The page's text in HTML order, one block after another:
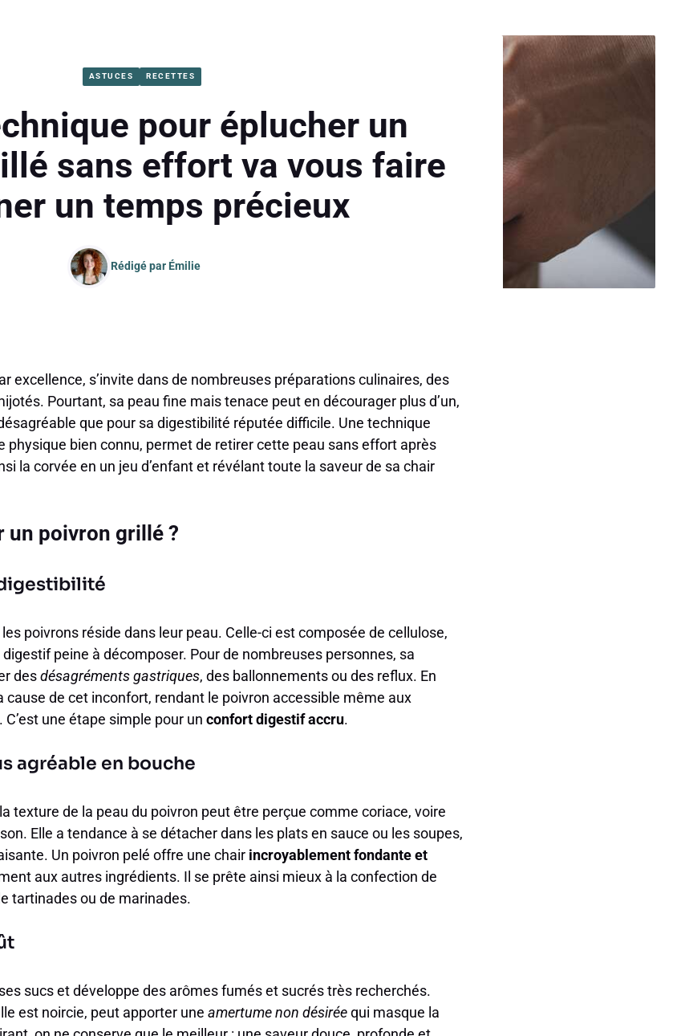
ASTUCES RECETTES
pour éplucher un
sans effort va vous faire
un temps précieux
Rédigé par Émilie
excellence, s’invite dans de nombreuses préparations culinaires, des
Pourtant, sa peau fine mais tenace peut en décourager plus d’un,
que pour sa digestibilité réputée difficile. Une technique
physique bien connu, permet de retirer cette peau sans effort après
la corvée en un jeu d’enfant et révélant toute la saveur de sa chair
un poivron grillé ?
poivrons réside dans leur peau. Celle-ci est composée de cellulose,
peine à décomposer. Pour de nombreuses personnes, sa
desdésagréments gastriques, des ballonnements ou des reflux. En
cause de cet inconfort, rendant le poivron accessible même aux
une étape simple pour un confort digestif accru.
agréable en bouche
texture de la peau du poivron peut être perçue comme coriace, voire
Elle a tendance à se détacher dans les plats en sauce ou les soupes,
Un poivron pelé offre une chair incroyablement fondante et
aux autres ingrédients. Il se prête ainsi mieux à la confection de
tartinades ou de marinades.
sucs et développe des arômes fumés et sucrés très recherchés.
est noircie, peut apporter une amertume non désiréequi masque la